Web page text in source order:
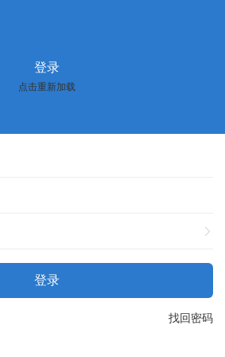
登录
点击重新加载
登录
找回密码